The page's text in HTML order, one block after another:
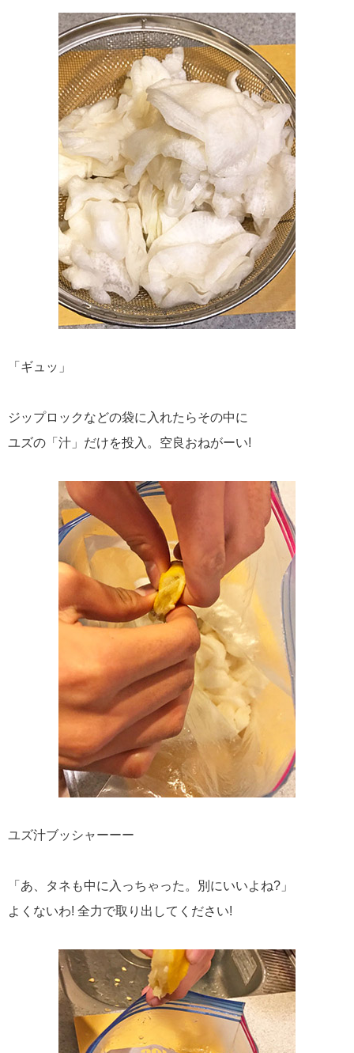
「ギュッ」
ジップロックなどの袋に入れたらその中に
ユズの「汁」だけを投入。空良おねがーい!
ユズ汁ブッシャーーー
「あ、タネも中に入っちゃった。別にいいよね?」
よくないわ! 全力で取り出してください!